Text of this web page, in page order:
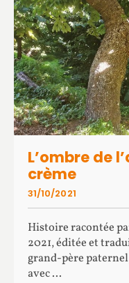
L’ombre de
crème
Histoire racontée
2021, éditée et
grand-père
avec ...
31/10/2021